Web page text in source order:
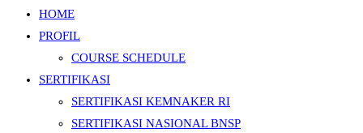
HOME
PROFIL
COURSE SCHEDULE
SERTIFIKASI
SERTIFIKASI KEMNAKER RI
SERTIFIKASI NASIONAL BNSP